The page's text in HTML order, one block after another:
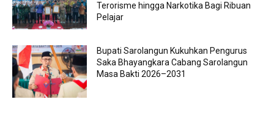
Terorisme hingga Narkotika Bagi Ribuan
Pelajar
Bupati Sarolangun Kukuhkan Pengurus
Saka Bhayangkara Cabang Sarolangun
Masa Bakti 2026–2031